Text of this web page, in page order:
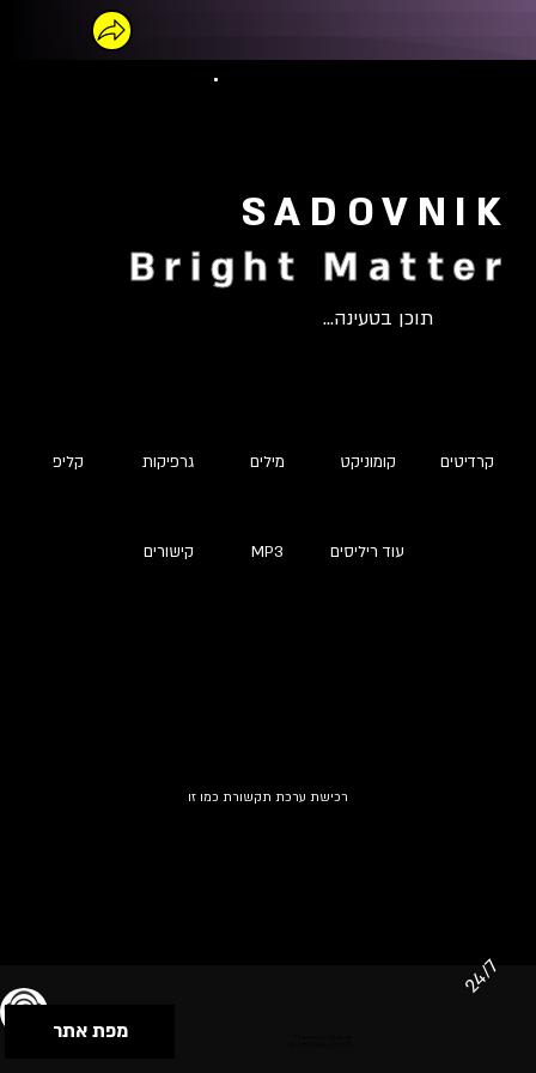
SADOVNIK
Bright Matter
תוכן בטעינה...
קליפ גרפיקות מילים קומוניקט קרדיטים
קישורים MP3 עוד ריליסים
רכישת ערכת תקשורת כמו זו
מפת אתר
24/7